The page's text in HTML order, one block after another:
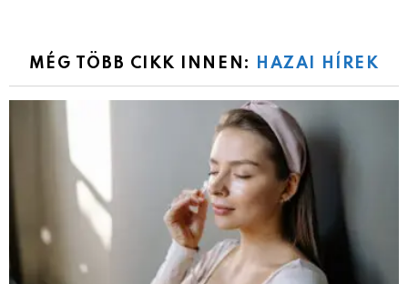
MÉG TÖBB CIKK INNEN: HAZAI HÍREK